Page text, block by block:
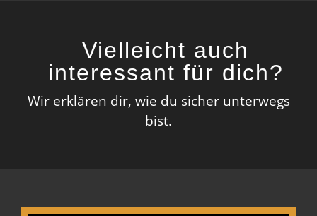
Vielleicht auch
interessant für dich?
Wir erklären dir, wie du sicher unterwegs
bist.